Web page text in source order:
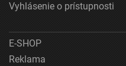
Vyhlásenie o prístupnosti
E-SHOP
Reklama